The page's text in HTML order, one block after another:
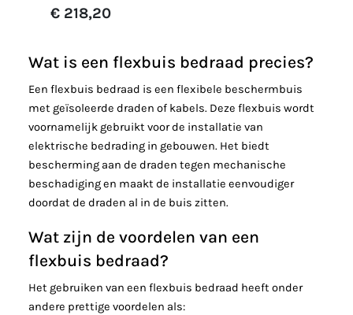
€ 218,20
Wat is een flexbuis bedraad precies?
Een flexbuis bedraad is een flexibele beschermbuis
met geïsoleerde draden of kabels. Deze flexbuis wordt
voornamelijk gebruikt voor de installatie van
elektrische bedrading in gebouwen. Het biedt
bescherming aan de draden tegen mechanische
beschadiging en maakt de installatie eenvoudiger
doordat de draden al in de buis zitten.
Wat zijn de voordelen van een
flexbuis bedraad?
Het gebruiken van een flexbuis bedraad heeft onder
andere prettige voordelen als: